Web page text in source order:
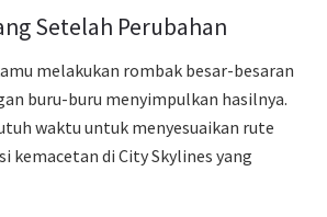
Setelah Perubahan
melakukan rombak besar-besaran
buru-buru menyimpulkan hasilnya.
waktu untuk menyesuaikan rute
kemacetan di City Skylines yang